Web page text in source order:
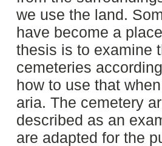
we use the land.
have become a
thesis is to examine
cemeteries
how to use that
aria. The cemetery
described as an
are adapted for the